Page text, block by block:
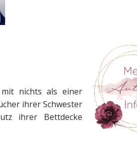
nichts als einer
ihrer Schwester
ihrer Bettdecke